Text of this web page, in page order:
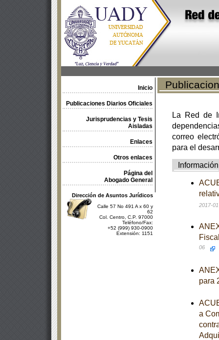
Inicio
Publicaciones Diarios Oficiales
Jurisprudencias y Tesis
Aisladas
Enlaces
Otros enlaces
Página del
Abogado General
Dirección de Asuntos Jurídicos
Calle 57 No 491 A x 60 y
62
Col. Centro, C.P. 97000
Teléfono/Fax:
+52 (999) 930-0900
Extensión: 1151
La Red de
correo
para el
Información
2017-
06
para
a